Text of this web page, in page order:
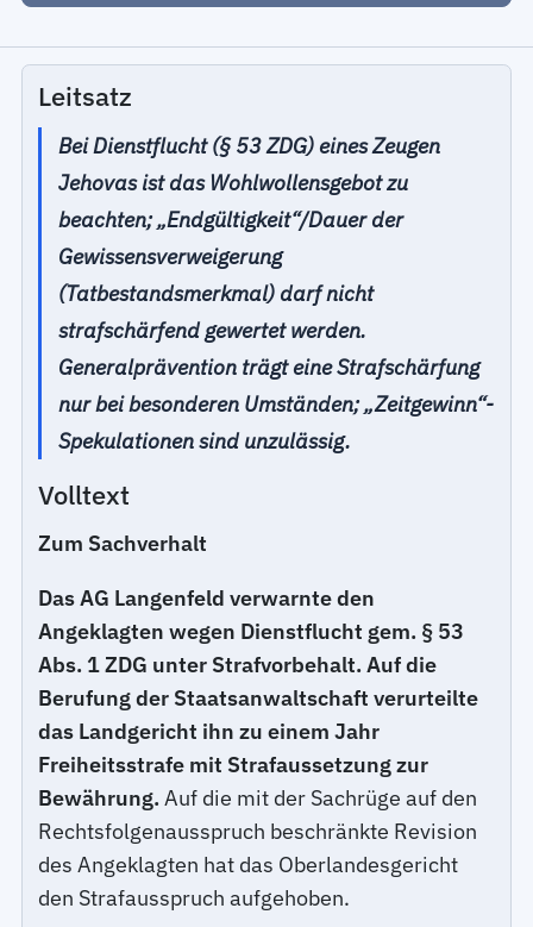
Leitsatz
Bei Dienstflucht (§ 53 ZDG) eines Zeugen
Jehovas ist das Wohlwollensgebot zu
beachten; „Endgültigkeit“/Dauer der
Gewissensverweigerung
(Tatbestandsmerkmal) darf nicht
strafschärfend gewertet werden.
Generalprävention trägt eine Strafschärfung
nur bei besonderen Umständen; „Zeitgewinn“-
Spekulationen sind unzulässig.
Volltext
Zum Sachverhalt
Das AG Langenfeld verwarnte den
Angeklagten wegen Dienstflucht gem. § 53
Abs. 1 ZDG unter Strafvorbehalt. Auf die
Berufung der Staatsanwaltschaft verurteilte
das Landgericht ihn zu einem Jahr
Freiheitsstrafe mit Strafaussetzung zur
Bewährung. Auf die mit der Sachrüge auf den
Rechtsfolgenausspruch beschränkte Revision
des Angeklagten hat das Oberlandesgericht
den Strafausspruch aufgehoben.